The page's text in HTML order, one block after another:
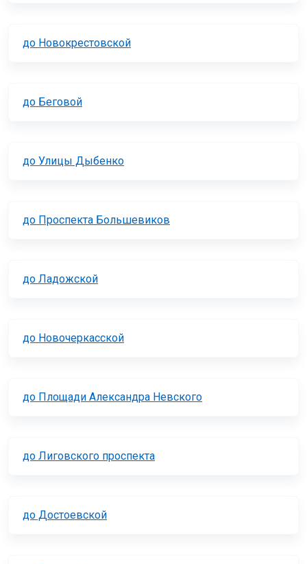
до Новокрестовской
до Беговой
до Улицы Дыбенко
до Проспекта Большевиков
до Ладожской
до Новочеркасской
до Площади Александра Невского
до Лиговского проспекта
до Достоевской